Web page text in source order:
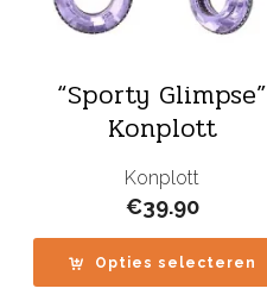
“Sporty Glimpse”
Konplott
Konplott
€39.90
Opties selecteren